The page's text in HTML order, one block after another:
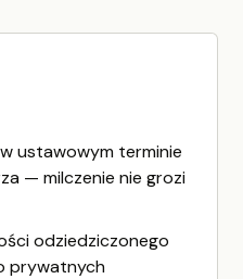
ustawowym terminie
— milczenie nie grozi
odziedziczonego
prywatnych